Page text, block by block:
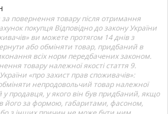
за повернення товару після отримання
покупця Відповідно до закону України
ви можете протягом 14 днів з
або обміняти товар, придбаний в
всіх норм передбачених законом.
товару належної якості стаття 9.
«про захист прав споживачів»:
непродовольчий товар належної
у продавця, у якого він був придбаний, якщо
його за формою, габаритами, фасоном,